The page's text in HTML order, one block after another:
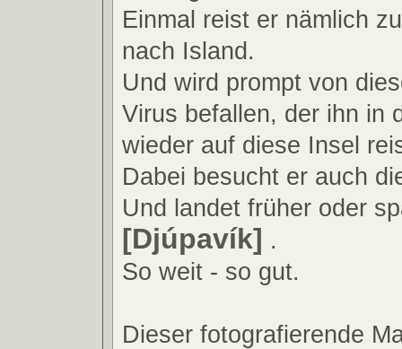
Einmal reist er nämlich
nach Island.
Und wird prompt von
Virus befallen, der ihn in
wieder auf diese Insel
Dabei besucht er auch
Und landet früher oder
[Djúpavík] .
So weit - so gut.
Dieser fotografierende